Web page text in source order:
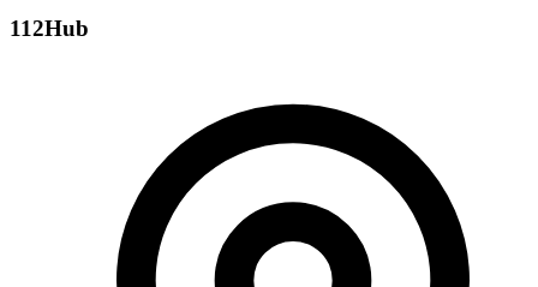
112Hub